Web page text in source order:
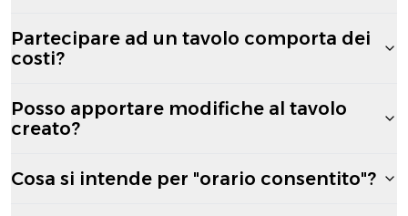
Partecipare ad un tavolo comporta dei
costi?
Posso apportare modifiche al tavolo
creato?
Cosa si intende per "orario consentito"?